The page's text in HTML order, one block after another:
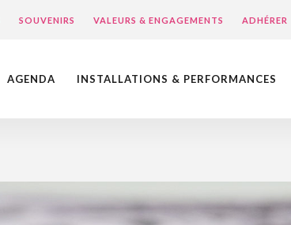
SOUVENIRS VALEURS & ENGAGEMENTS ADHÉRER
AGENDA INSTALLATIONS & PERFORMANCES